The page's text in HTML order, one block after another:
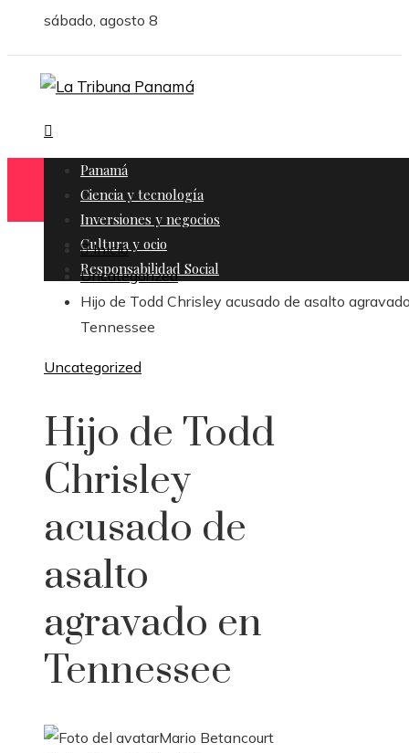
sábado, agosto 8
Panamá
Ciencia y tecnología
Inversiones y negocios
Cultura y ocio
Responsabilidad Social
Inicio
Uncategorized
Hijo de Todd Chrisley acusado de asalto
Tennessee
Uncategorized
Hijo de Todd
Chrisley
acusado de
asalto
agravado en
Tennessee
Mario Betancourt